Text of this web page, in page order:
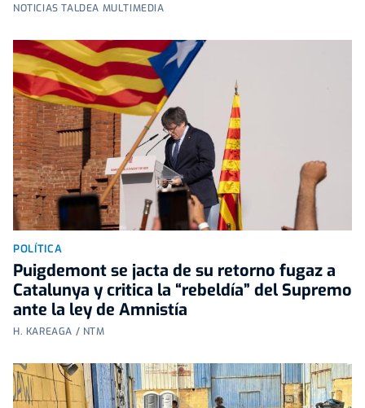
NOTICIAS TALDEA MULTIMEDIA
POLÍTICA
Puigdemont se jacta de su retorno fugaz a
Catalunya y critica la “rebeldía” del Supremo
ante la ley de Amnistía
H. KAREAGA / NTM